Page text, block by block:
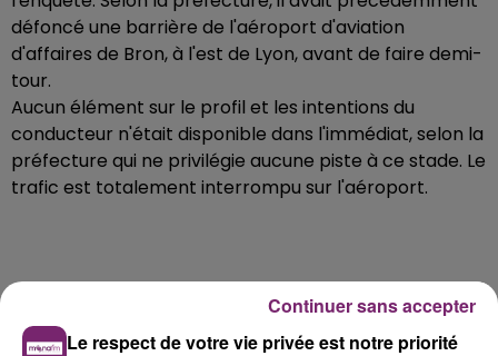
défoncé une barrière de l'aéroport d'aviation
d'affaires de Bron, à l'est de Lyon, avant de faire demi-
tour.
Aucun élément sur le profil et les intentions du
conducteur n'était disponible dans l'immédiat, selon la
préfecture qui ne privilégie aucune piste à ce stade. Le
trafic est totalement interrompu sur l'aéroport.
Le respect de votre vie privée est notre priorité
Continuer sans accepter